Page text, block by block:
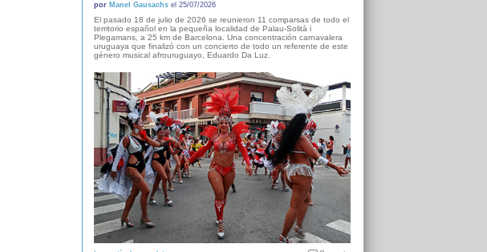
por Manel Gausachsel 25/07/2026
El pasado 18 de julio de 2026 se reunieron 11 comparsas de todo el
territorio español en la pequeña localidad de Palau-Solità i
Plegamans, a 25 km de Barcelona. Una concentración carnavalera
uruguaya que finalizó con un concierto de todo un referente de este
género musical afrouruguayo, Eduardo Da Luz.